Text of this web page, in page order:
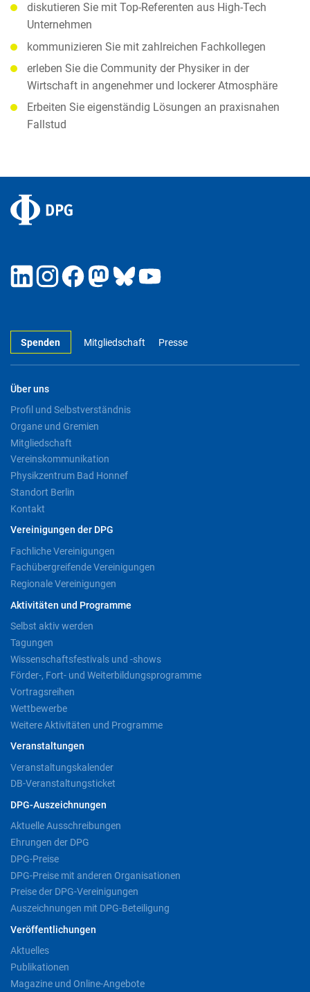
diskutieren Sie mit Top-Referenten aus High-Tech
Unternehmen
kommunizieren Sie mit zahlreichen Fachkollegen
erleben Sie die Community der Physiker in der
Wirtschaft in angenehmer und lockerer Atmosphäre
Erbeiten Sie eigenständig Lösungen an praxisnahen
Fallstud
Spenden Mitgliedschaft Presse
Über uns
Profil und Selbstverständnis
Organe und Gremien
Mitgliedschaft
Vereinskommunikation
Physikzentrum Bad Honnef
Standort Berlin
Kontakt
Vereinigungen der DPG
Fachliche Vereinigungen
Fachübergreifende Vereinigungen
Regionale Vereinigungen
Aktivitäten und Programme
Selbst aktiv werden
Tagungen
Wissenschaftsfestivals und -shows
Förder-, Fort- und Weiterbildungsprogramme
Vortragsreihen
Wettbewerbe
Weitere Aktivitäten und Programme
Veranstaltungen
Veranstaltungskalender
DB-Veranstaltungsticket
DPG-Auszeichnungen
Aktuelle Ausschreibungen
Ehrungen der DPG
DPG-Preise
DPG-Preise mit anderen Organisationen
Preise der DPG-Vereinigungen
Auszeichnungen mit DPG-Beteiligung
Veröffentlichungen
Aktuelles
Publikationen
Magazine und Online-Angebote